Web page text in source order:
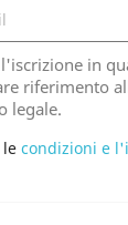
in
riferimento
legale.
condizioni e